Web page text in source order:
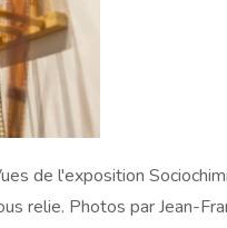
de l'exposition
relie. Photos par Jean-